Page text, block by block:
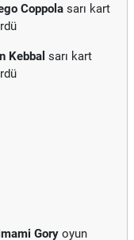
Coppola sarı kart
Kebbal sarı kart
Gory oyun